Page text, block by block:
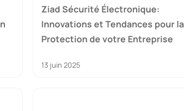
Ziad Sécurité Électronique:
Innovations et Tendances pour la
Protection de votre Entreprise
13 juin 2025